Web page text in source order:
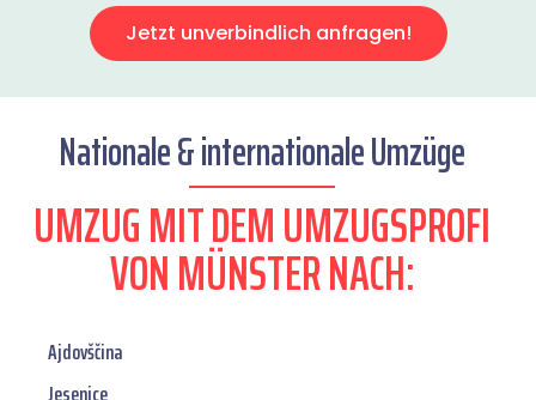
Jetzt unverbindlich anfragen!
Nationale & internationale Umzüge
UMZUG MIT DEM UMZUGSPROFI
VON MÜNSTER NACH:
Ajdovščina